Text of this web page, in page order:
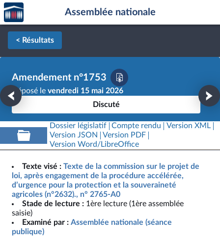
Aller au contenu
Aller en bas de la page
Accèder
à la
page
d'accueil
Assemblée nationale
< Résultats
Amendement n°1753
Déposé le vendredi 15 mai 2026
Discuté
Dossier législatif Compte rendu
Version XML
Version JSON
Version PDF
Version Word/LibreOffice
Texte visé : Texte de la commission sur le projet de
loi, après engagement de la procédure accélérée,
d’urgence pour la protection et la souveraineté
agricoles (n°2632)., n° 2765-A0
Stade de lecture : 1ère lecture (1ère assemblée
saisie)
Examiné par : Assemblée nationale (séance
publique)